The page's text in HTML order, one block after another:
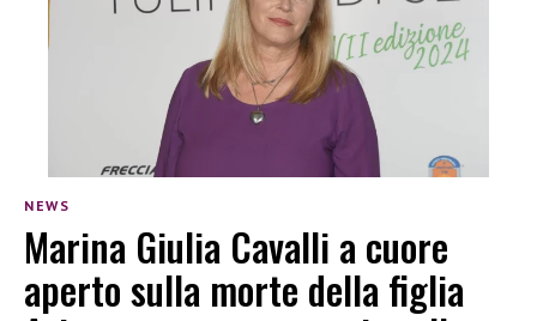
NEWS
Marina Giulia Cavalli a cuore
aperto sulla morte della figlia